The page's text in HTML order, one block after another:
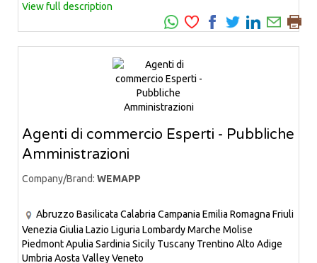
View full description
Agenti di commercio Esperti - Pubbliche
Amministrazioni
Company/Brand: WEMAPP
Abruzzo Basilicata Calabria Campania Emilia Romagna Friuli
Venezia Giulia Lazio Liguria LombardyMarche Molise
PiedmontApulia Sardinia Sicily Tuscany Trentino Alto Adige
Umbria Aosta ValleyVeneto